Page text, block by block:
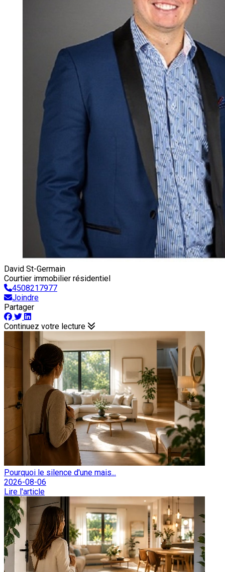
David St-Germain
Courtier immobilier résidentiel
4508217977
Joindre
Partager
Continuez votre lecture
Pourquoi le silence d'une mais...
2026-08-06
Lire l'article